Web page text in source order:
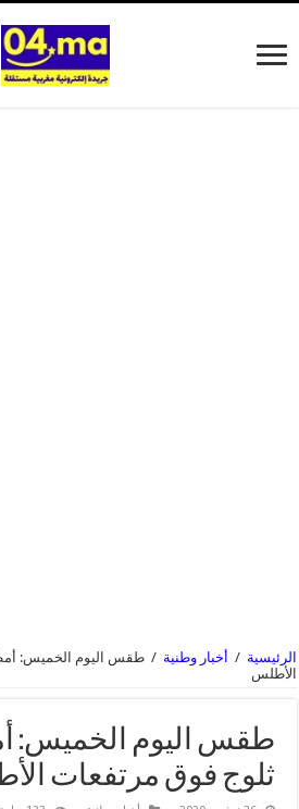
الرئيسية / أخبار وطنية / طقس اليوم الخميس:
الأطلس
طقس اليوم الخميس:
ثلوج فوق مرتفعات